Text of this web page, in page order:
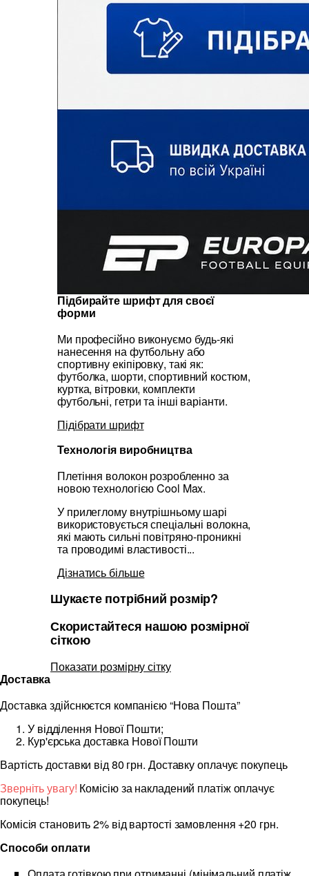
Підбирайте шрифт для своєї
форми
Ми професійно виконуємо будь-які
нанесення на футбольну або
спортивну екіпіровку, такі як:
футболка, шорти, спортивний костюм,
куртка, вітровки, комплекти
футбольні, гетри та інші варіанти.
Підібрати шрифт
Технологія виробництва
Плетіння волокон розробленно за
новою технологією Cool Max.
У прилеглому внутрішньому шарі
використовується спеціальні волокна,
які мають сильні повітряно-проникні
та проводимі властивості...
Дізнатись більше
Шукаєте потрібний розмір?
Скористайтеся нашою розмірної
сіткою
Показати розмірну сітку
Доставка
Доставка здійснюєтся компанією “Нова Пошта”
У відділення Нової Пошти;
Кур'єрська доставка Нової Пошти
Вартість доставки від 80 грн. Доставку оплачує покупець
Зверніть увагу! Комісію за накладений платіж оплачує
покупець!
Комісія становить 2% від вартості замовлення +20 грн.
Способи оплати